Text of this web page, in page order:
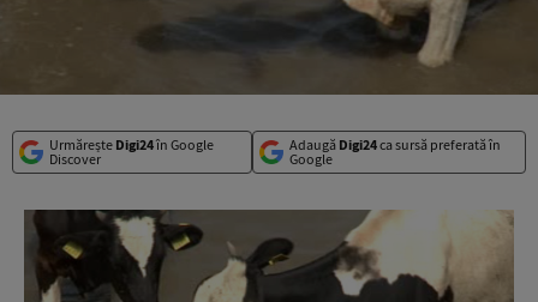
Urmărește Digi24în Google
Discover
Adaugă Digi24ca sursă preferată în
Google